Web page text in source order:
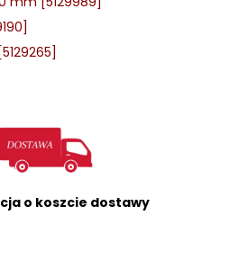
5129265]
o koszcie dostawy